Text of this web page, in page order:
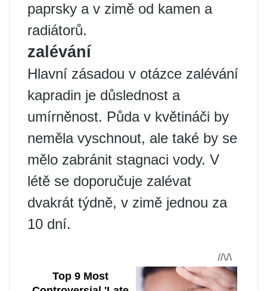
paprsky a v zimě od kamen a
radiátorů.
zalévání
Hlavní zásadou v otázce zalévání
kapradin je důslednost a
umírněnost. Půda v květináči by
neměla vyschnout, ale také by se
mělo zabránit stagnaci vody. V
létě se doporučuje zalévat
dvakrát týdně, v zimě jednou za
10 dní.